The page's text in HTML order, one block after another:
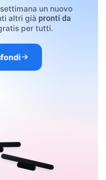
un nuovo
altri già pronti da
per tutti.